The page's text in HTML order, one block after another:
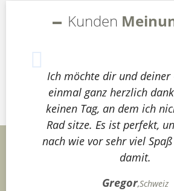
Kunden
Ich möchte dir und deiner
einmal ganz herzlich
keinen Tag, an dem ich
Rad sitze. Es ist perfekt,
nach wie vor sehr viel
damit.
Gregor,Schweiz